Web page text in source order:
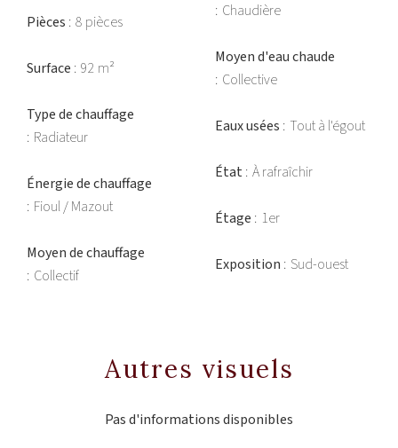
Pièces 8 pièces
Surface 92 m²
Type de chauffage
Radiateur
Énergie de chauffage
Fioul / Mazout
Moyen de chauffage
Collectif
Chaudière
Moyen d'eau chaude
Collective
Eaux usées Tout à l'égout
État À rafraîchir
Étage 1er
Exposition Sud-ouest
Autres visuels
Pas d'informations disponibles